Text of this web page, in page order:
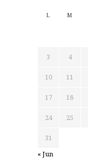
L M
3 4
10 11
17 18
24 25
31
« Jun